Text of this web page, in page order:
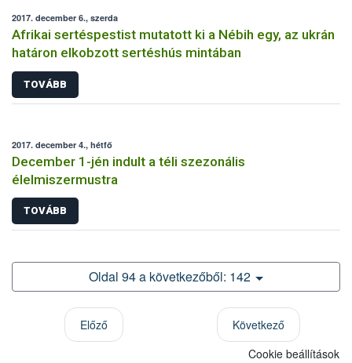
2017. december 6., szerda
Afrikai sertéspestist mutatott ki a Nébih egy, az ukrán
határon elkobzott sertéshús mintában
TOVÁBB
2017. december 4., hétfő
December 1-jén indult a téli szezonális
élelmiszermustra
TOVÁBB
Oldal 94 a következőből: 142
Előző Következő
Cookie beállítások